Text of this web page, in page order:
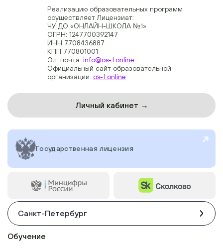
Реализацию образовательных программ
осуществляет Лицензиат:
ЧУ ДО «ОНЛАЙН-ШКОЛА №1»
ОГРН: 1247700392147
ИНН 7708436887
КПП 770801001
Эл. почта: info@os-1.online
Официальный сайт образовательной
организации: os-1.online
Личный кабинет →
Государственная лицензия
Санкт-Петербург
Обучение